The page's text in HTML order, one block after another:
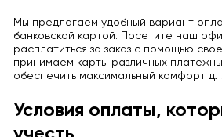
Мы предлагаем удобный вариант
банковской картой. Посетите наш
расплатиться за заказ с помощью
принимаем карты различных
обеспечить максимальный комфорт
Условия оплаты,